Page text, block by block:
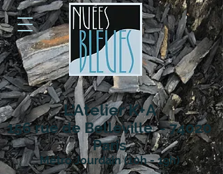
L'Atelier K+A
156 rue de Belleville - 74020
Paris
Métro Jourdain (10h - 19h)